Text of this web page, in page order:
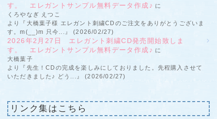
す。 エレガントサンプル無料データ作成♪ に
くろやなぎ えつこ
より『大橋葉子様 エレガント刺繍CDのご注文をありがとうございま
す。m(__)m 只今...』 (2026/02/27)
2026年2月27日 エレガント刺繍CD発売開始致しま
す。 エレガントサンプル無料データ作成♪ に
大橋葉子
より『先生！CDの完成を楽しみにしておりました。先程購入させて
いただきました♪ どう...』 (2026/02/27)
リンク集はこちら